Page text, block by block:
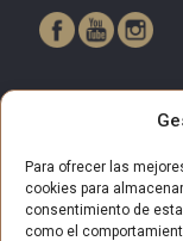
Para ofrecer las
cookies para
consentimiento de
como el